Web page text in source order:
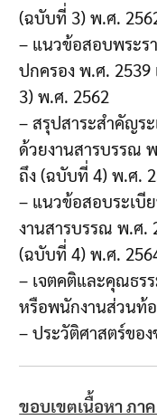
(ฉบับที่ 3) พ.ศ.
– แนวข้อสอบพระร
ปกครอง พ.ศ. 2539
3) พ.ศ. 2562
– สรุปสาระสำคัญร
ด้วยงานสารบรรณ
ถึง (ฉบับที่ 4) พ.ศ.
– แนวข้อสอบระเบี
งานสารบรรณ พ.ศ.
(ฉบับที่ 4) พ.ศ.
– เจตคติและคุณธร
หรือพนักงานส่วนท้
– ประวัติศาสตร์ขอ
ขอบเขตเนื้อหา ภา